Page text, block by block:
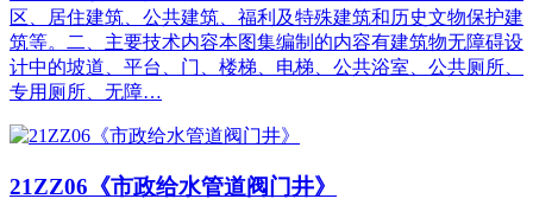
区、居住建筑、公共建筑、福利及特殊建筑和历史文物保护建
筑等。二、主要技术内容本图集编制的内容有建筑物无障碍设
计中的坡道、平台、门、楼梯、电梯、公共浴室、公共厕所、
专用厕所、无障…
21ZZ06《市政给水管道阀门井》